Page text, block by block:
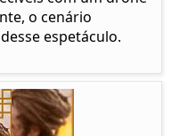
o cenário
espetáculo.